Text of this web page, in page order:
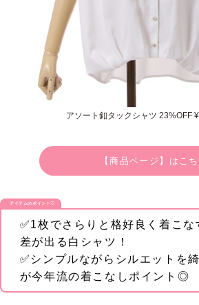
アソート釦タックシャツ 23%OFF
【商品ページ】はこち
アイテムのポイント♡
✅1枚でさらりと格好良く着こな
差が出る白シャツ！
✅シンプルながらシルエットを
が今年流の着こなしポイント◎